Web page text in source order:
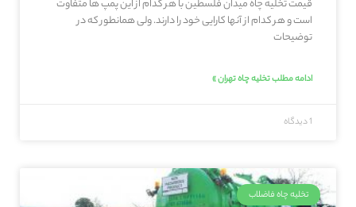
قیمت تخلیه چاه میدان فلسطین با هر کدام از این پمپ ها متفاوت
است و هر کدام از آنها کارایی خود را دارند. ولی همانطور که در
توضیحات
ادامه مطلب تخلیه چاه تهران »
1 دیدگاه
تخلیه چاه فاضلاب